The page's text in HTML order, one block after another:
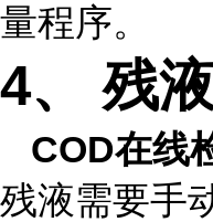
量程序。
4、 残
COD在线
残液需要手